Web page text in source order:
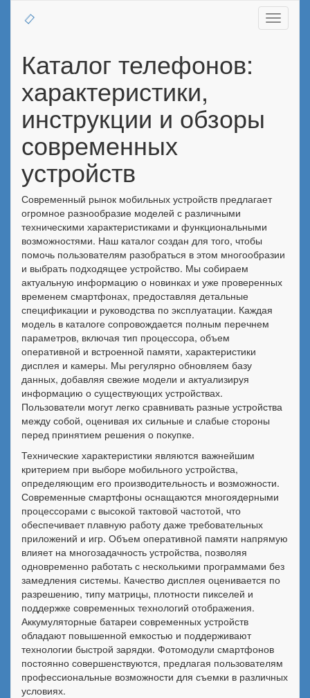
Toggle
Каталог телефонов:
характеристики,
инструкции и обзоры
современных
устройств
Современный рынок мобильных устройств предлагает
огромное разнообразие моделей с различными
техническими характеристиками и функциональными
возможностями. Наш каталог создан для того, чтобы
помочь пользователям разобраться в этом многообразии
и выбрать подходящее устройство. Мы собираем
актуальную информацию о новинках и уже проверенных
временем смартфонах, предоставляя детальные
спецификации и руководства по эксплуатации. Каждая
модель в каталоге сопровождается полным перечнем
параметров, включая тип процессора, объем
оперативной и встроенной памяти, характеристики
дисплея и камеры. Мы регулярно обновляем базу
данных, добавляя свежие модели и актуализируя
информацию о существующих устройствах.
Пользователи могут легко сравнивать разные устройства
между собой, оценивая их сильные и слабые стороны
перед принятием решения о покупке.
Технические характеристики являются важнейшим
критерием при выборе мобильного устройства,
определяющим его производительность и возможности.
Современные смартфоны оснащаются многоядерными
процессорами с высокой тактовой частотой, что
обеспечивает плавную работу даже требовательных
приложений и игр. Объем оперативной памяти напрямую
влияет на многозадачность устройства, позволяя
одновременно работать с несколькими программами без
замедления системы. Качество дисплея оценивается по
разрешению, типу матрицы, плотности пикселей и
поддержке современных технологий отображения.
Аккумуляторные батареи современных устройств
обладают повышенной емкостью и поддерживают
технологии быстрой зарядки. Фотомодули смартфонов
постоянно совершенствуются, предлагая пользователям
профессиональные возможности для съемки в различных
условиях.